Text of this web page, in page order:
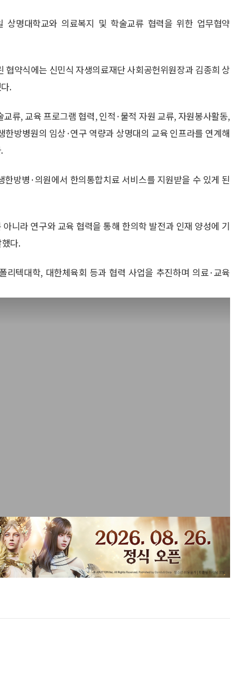
상명대학교와 의료복지 및 학술교류 협력을 위한 업무협약
약식에는 신민식 자생의료재단 사회공헌위원장과 김종희 상
.
류, 교육 프로그램 협력, 인적·물적 자원 교류, 자원봉사활동,
방병원의 임상·연구 역량과 상명대의 교육 인프라를 연계해
방병·의원에서 한의통합치료 서비스를 지원받을 수 있게 된
니라 연구와 교육 협력을 통해 한의학 발전과 인재 양성에 기
다.
리텍대학, 대한체육회 등과 협력 사업을 추진하며 의료·교육